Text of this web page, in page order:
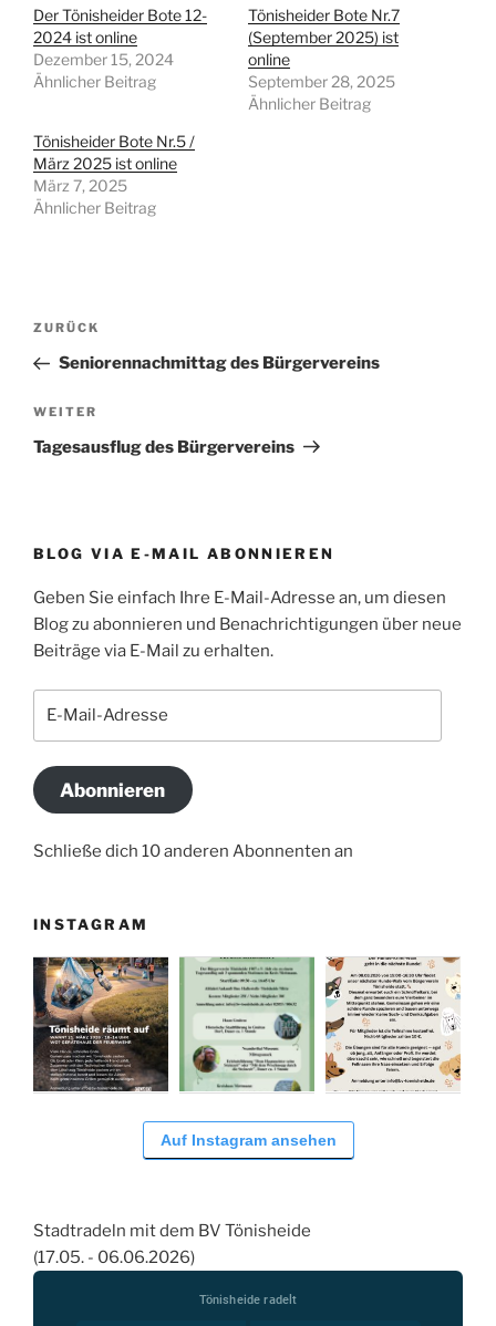
Der Tönisheider Bote 12-
2024 ist online
Dezember 15, 2024
Ähnlicher Beitrag
Tönisheider Bote Nr.7
(September 2025) ist
online
September 28, 2025
Ähnlicher Beitrag
Tönisheider Bote Nr.5 /
März 2025 ist online
März 7, 2025
Ähnlicher Beitrag
Beitragsnavigation
Vorheriger
Beitrag
ZURÜCK
Seniorennachmittag des Bürgervereins
Nächster
Beitrag
WEITER
Tagesausflug des Bürgervereins
BLOG VIA E-MAIL ABONNIEREN
Geben Sie einfach Ihre E-Mail-Adresse an, um diesen
Blog zu abonnieren und Benachrichtigungen über neue
Beiträge via E-Mail zu erhalten.
Abonnieren
Schließe dich 10 anderen Abonnenten an
INSTAGRAM
Auf Instagram ansehen
Stadtradeln mit dem BV Tönisheide
(17.05. - 06.06.2026)